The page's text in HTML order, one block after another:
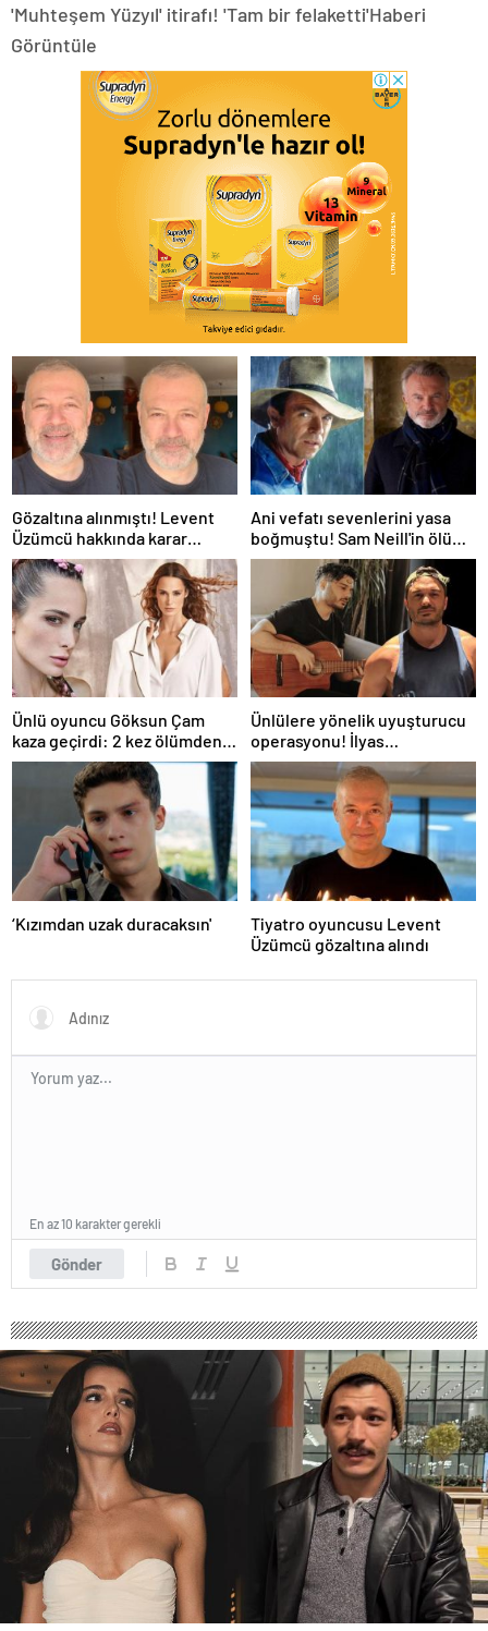
'Muhteşem Yüzyıl' itirafı! 'Tam bir felaketti'Haberi
Görüntüle
Gözaltına alınmıştı! Levent
Üzümcü hakkında karar
verildi
Ani vefatı sevenlerini yasa
boğmuştu! Sam Neill'in ölüm
nedeni belli oldu
Ünlü oyuncu Göksun Çam
kaza geçirdi: 2 kez ölümden
döndüm
Ünlülere yönelik uyuşturucu
operasyonu! İlyas
Yalçıntaş'tan ilk açıklama
‘Kızımdan uzak duracaksın'
Tiyatro oyuncusu Levent
Üzümcü gözaltına alındı
Gönder
En az 10 karakter gerekli